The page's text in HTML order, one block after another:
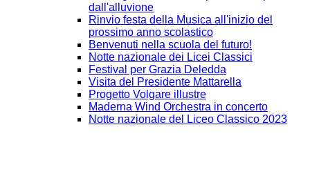
dall'alluvione
Rinvio festa della Musica all'inizio del
prossimo anno scolastico
Benvenuti nella scuola del futuro!
Notte nazionale dei Licei Classici
Festival per Grazia Deledda
Visita del Presidente Mattarella
Progetto Volgare illustre
Maderna Wind Orchestra in concerto
Notte nazionale del Liceo Classico 2023